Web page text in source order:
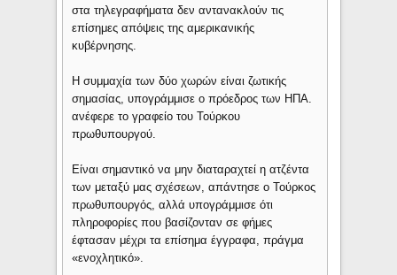
στα τηλεγραφήματα δεν αντανακλούν τις
επίσημες απόψεις της αμερικανικής
κυβέρνησης.
Η συμμαχία των δύο χωρών είναι ζωτικής
σημασίας, υπογράμμισε ο πρόεδρος των ΗΠΑ.
ανέφερε το γραφείο του Τούρκου
πρωθυπουργού.
Είναι σημαντικό να μην διαταραχτεί η ατζέντα
των μεταξύ μας σχέσεων, απάντησε ο Τούρκος
πρωθυπουργός, αλλά υπογράμμισε ότι
πληροφορίες που βασίζονταν σε φήμες
έφτασαν μέχρι τα επίσημα έγγραφα, πράγμα
«ενοχλητικό».